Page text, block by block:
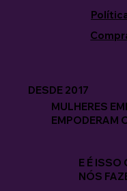
DESDE 2017
MULHERES
EMPODERAM
E É ISSO
NÓS